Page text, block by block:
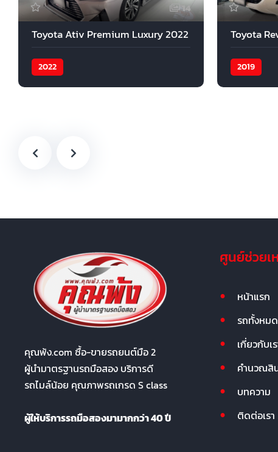
14
Toyota Ativ Premium Luxury 2022
2022
Toyota
2019
คุณพ้ง.com ซื้อ-ขายรถยนต์มือ 2
ผู้นำมาตรฐานรถมือสอง บริการดี
รถไมล์น้อย คุณภาพรถเกรด S class
ผู้ให้บริการรถมือสองมามากกว่า 40 ปี
ศูนย์ช่วยเ
หน้าแรก
รถทั้งหมด
เกี่ยวกับเ
คำนวณสิ
บทความ
ติดต่อเรา